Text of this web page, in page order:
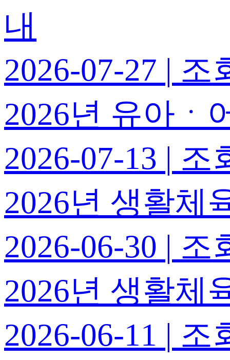
내
2026-07-27 | 조
2026년 유아ㆍ
2026-07-13 | 조
2026년 생활체
2026-06-30 | 조
2026년 생활체
2026-06-11 | 조